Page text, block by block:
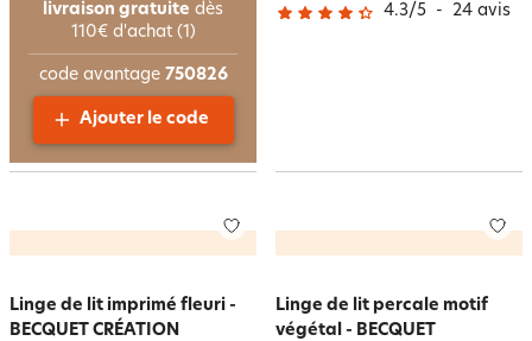
4.3/5 - 24 avis
Linge de lit imprimé fleuri -
BECQUET CRÉATION
Linge de lit percale motif
végétal - BECQUET
livraison gratuite dès
110€ d'achat (1)
code avantage 750826
Ajouter le code